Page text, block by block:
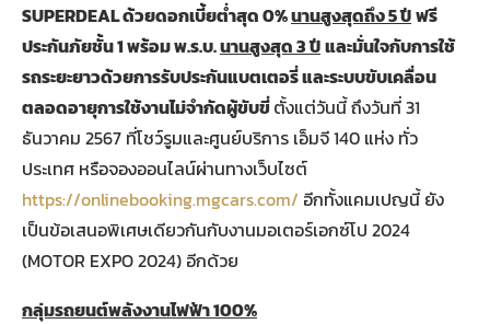
SUPERDEAL ด้วยดอกเบี้ยต่ำสุด 0%นานสูงสุดถึง 5 ปีฟรี
ประกันภัยชั้น 1 พร้อม พ.ร.บ.นานสูงสุด 3 ปีและมั่นใจกับการใช้
รถระยะยาวด้วยการรับประกันแบตเตอรี่ และระบบขับเคลื่อน
ตลอดอายุการใช้งานไม่จำกัดผู้ขับขี่ตั้งแต่วันนี้ ถึงวันที่ 31
ธันวาคม 2567 ที่โชว์รูมและศูนย์บริการ เอ็มจี 140 แห่ง ทั่ว
ประเทศ หรือจองออนไลน์ผ่านทางเว็บไซต์
https://onlinebooking.mgcars.com/ อีกทั้งแคมเปญนี้ ยัง
เป็นข้อเสนอพิเศษเดียวกันกับงานมอเตอร์เอกซ์โป 2024
(MOTOR EXPO 2024) อีกด้วย
กลุ่มรถยนต์พลังงานไฟฟ้า100%